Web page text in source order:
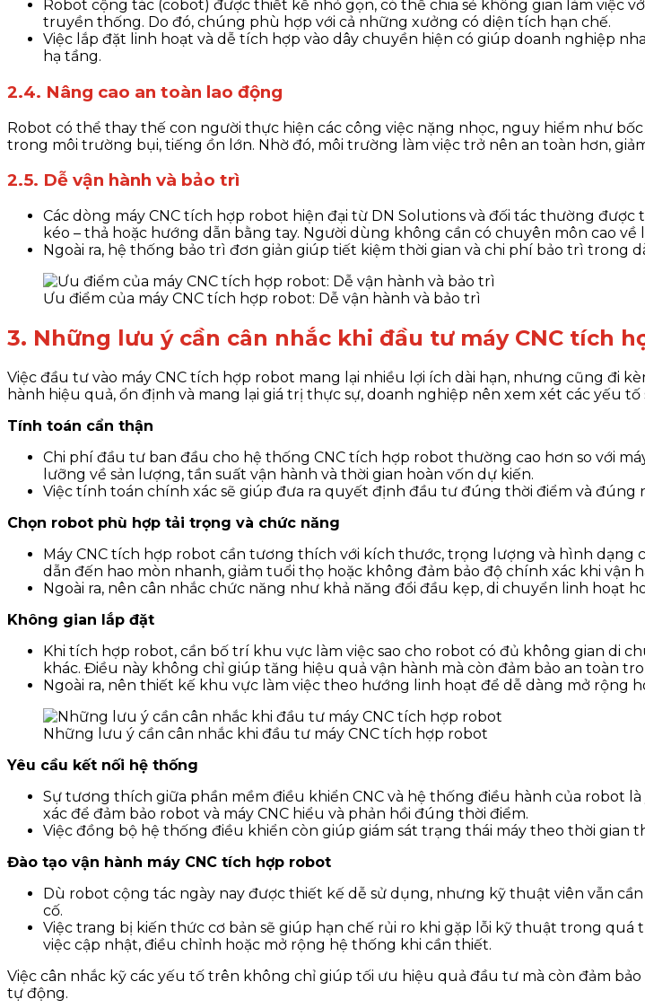
Robot cộng tác (cobot) được thiết kế nhỏ gọn, có thể chia sẻ không gian làm việc
truyền thống. Do đó, chúng phù hợp với cả những xưởng có diện tích hạn chế.
Việc lắp đặt linh hoạt và dễ tích hợp vào dây chuyền hiện có giúp doanh nghiệp
hạ tầng.
2.4. Nâng cao an toàn lao động
Robot có thể thay thế con người thực hiện các công việc nặng nhọc, nguy hiểm như
trong môi trường bụi, tiếng ồn lớn. Nhờ đó, môi trường làm việc trở nên an toàn hơn,
2.5. Dễ vận hành và bảo trì
Các dòng máy CNC tích hợp robot hiện đại từ DN Solutions và đối tác thường
kéo – thả hoặc hướng dẫn bằng tay. Người dùng không cần có chuyên môn cao
Ngoài ra, hệ thống bảo trì đơn giản giúp tiết kiệm thời gian và chi phí bảo trì trong
Ưu điểm của máy CNC tích hợp robot: Dễ vận hành và bảo trì
3. Những lưu ý cần cân nhắc khi đầu tư máy CNC tích
Việc đầu tư vào máy CNC tích hợp robot mang lại nhiều lợi ích dài hạn, nhưng cũng đi
hành hiệu quả, ổn định và mang lại giá trị thực sự, doanh nghiệp nên xem xét các yếu tố
Tính toán cẩn thận
Chi phí đầu tư ban đầu cho hệ thống CNC tích hợp robot thường cao hơn so với
lưỡng về sản lượng, tần suất vận hành và thời gian hoàn vốn dự kiến.
Việc tính toán chính xác sẽ giúp đưa ra quyết định đầu tư đúng thời điểm và đúng
Chọn robot phù hợp tải trọng và chức năng
Máy CNC tích hợp robot cần tương thích với kích thước, trọng lượng và hình dạng
dẫn đến hao mòn nhanh, giảm tuổi thọ hoặc không đảm bảo độ chính xác khi vận
Ngoài ra, nên cân nhắc chức năng như khả năng đổi đầu kẹp, di chuyển linh hoạt
Không gian lắp đặt
Khi tích hợp robot, cần bố trí khu vực làm việc sao cho robot có đủ không gian di
khác. Điều này không chỉ giúp tăng hiệu quả vận hành mà còn đảm bảo an toàn
Ngoài ra, nên thiết kế khu vực làm việc theo hướng linh hoạt để dễ dàng mở rộng
Những lưu ý cần cân nhắc khi đầu tư máy CNC tích hợp robot
Yêu cầu kết nối hệ thống
Sự tương thích giữa phần mềm điều khiển CNC và hệ thống điều hành của robot
xác để đảm bảo robot và máy CNC hiểu và phản hồi đúng thời điểm.
Việc đồng bộ hệ thống điều khiển còn giúp giám sát trạng thái máy theo thời gian
Đào tạo vận hành máy CNC tích hợp robot
Dù robot cộng tác ngày nay được thiết kế dễ sử dụng, nhưng kỹ thuật viên vẫn
cố.
Việc trang bị kiến thức cơ bản sẽ giúp hạn chế rủi ro khi gặp lỗi kỹ thuật trong
việc cập nhật, điều chỉnh hoặc mở rộng hệ thống khi cần thiết.
Việc cân nhắc kỹ các yếu tố trên không chỉ giúp tối ưu hiệu quả đầu tư mà còn đảm
tự động.